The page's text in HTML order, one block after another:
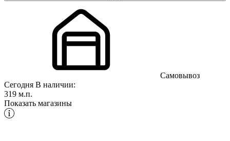
Самовывоз
Сегодня В наличии:
319 м.п.
Показать магазины